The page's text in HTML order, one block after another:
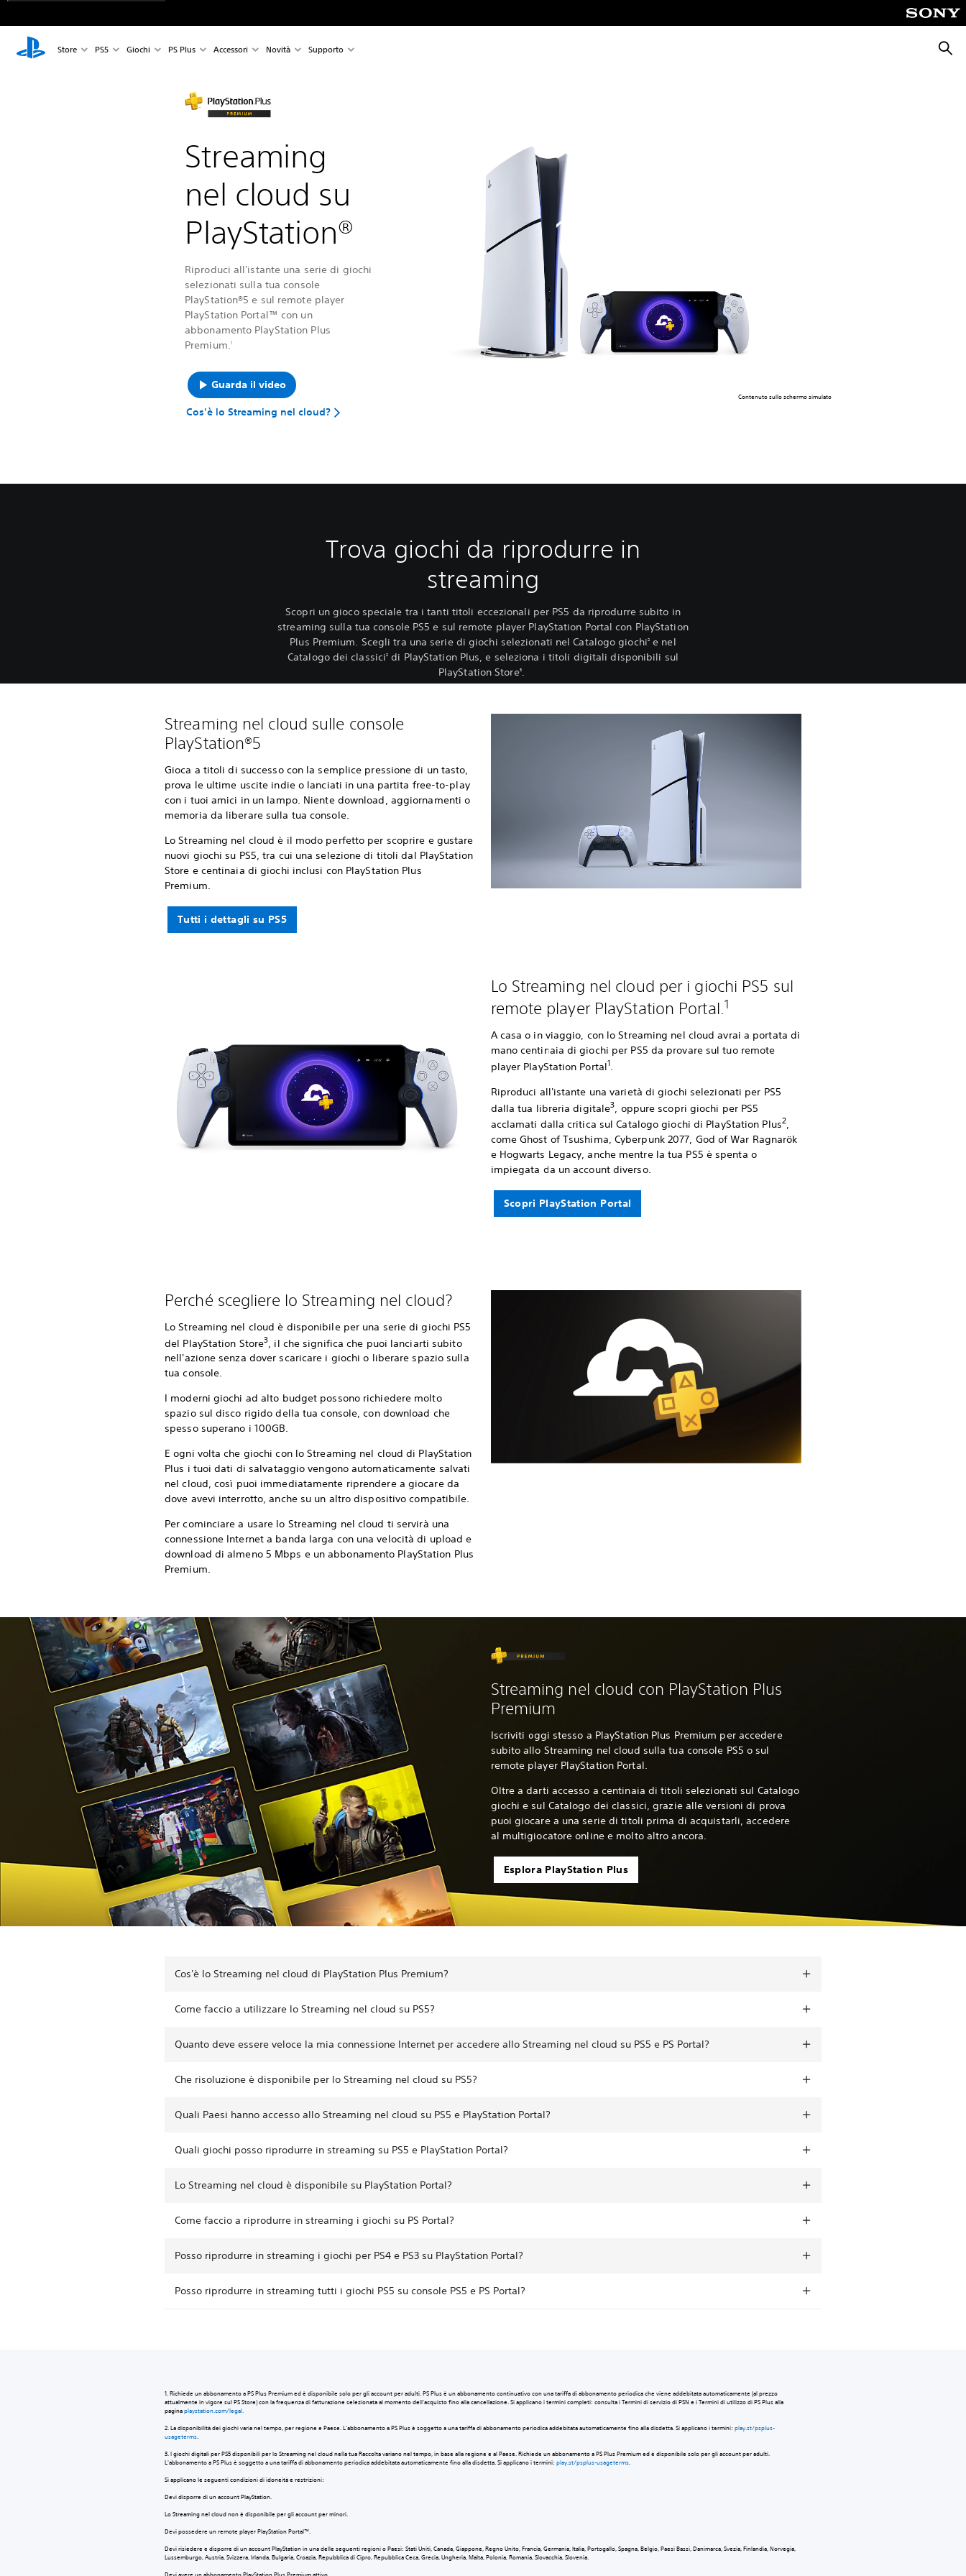
Store PS5 Giochi PS Plus Accessori Novità Supporto
Streaming
nel cloud su
PlayStation®
Riproduci all'istante una serie di giochi
selezionati sulla tua console
PlayStation®5 e sul remote player
PlayStation Portal™ con un
abbonamento PlayStation Plus
Premium.
Guarda il video
Cos'è lo Streaming nel cloud?
Contenuto sullo schermo simulato
Trova giochi da riprodurre in
streaming
Scopri un gioco speciale tra i tanti titoli eccezionali per PS5 da riprodurre subito in
streaming sulla tua console PS5 e sul remote player PlayStation Portal con PlayStation
Plus Premium. Scegli tra una serie di giochi selezionati nel Catalogo giochi 2
e nel
Catalogo dei classici2
di PlayStation Plus, e seleziona i titoli digitali disponibili sul
PlayStation Store3.
Streaming nel cloud sulle console
PlayStation®5
Gioca a titoli di successo con la semplice pressione di un tasto,
prova le ultime uscite indie o lanciati in una partita free-to-play
con i tuoi amici in un lampo. Niente download, aggiornamenti o
memoria da liberare sulla tua console.
Lo Streaming nel cloud è il modo perfetto per scoprire e gustare
nuovi giochi su PS5, tra cui una selezione di titoli dal PlayStation
Store e centinaia di giochi inclusi con PlayStation Plus
Premium.
Tutti i dettagli su PS5
Lo Streaming nel cloud per i giochi PS5 sul
remote player PlayStation Portal. 1
A casa o in viaggio, con lo Streaming nel cloud avrai a portata di
mano centinaia di giochi per PS5 da provare sul tuo remote
player PlayStation Portal1
Riproduci all'istante una varietà di giochi selezionati per PS5
dalla tua libreria digitale3 , oppure scopri giochi per PS5
acclamati dalla critica sul Catalogo giochi di PlayStation Plus2,
come Ghost of Tsushima, Cyberpunk 2077, God of War Ragnarök
e Hogwarts Legacy, anche mentre la tua PS5 è spenta o
impiegata da un account diverso.
Scopri PlayStation Portal
Perché scegliere lo Streaming nel cloud?
Lo Streaming nel cloud è disponibile per una serie di giochi PS5
del PlayStation Store3 , il che significa che puoi lanciarti subito
nell'azione senza dover scaricare i giochi o liberare spazio sulla
tua console.
I moderni giochi ad alto budget possono richiedere molto
spazio sul disco rigido della tua console, con download che
spesso superano i 100GB.
E ogni volta che giochi con lo Streaming nel cloud di PlayStation
Plus i tuoi dati di salvataggio vengono automaticamente salvati
nel cloud, così puoi immediatamente riprendere a giocare da
dove avevi interrotto, anche su un altro dispositivo compatibile.
Per cominciare a usare lo Streaming nel cloud ti servirà una
connessione Internet a banda larga con una velocità di upload e
download di almeno 5 Mbps e un abbonamento PlayStation Plus
Premium.
Streaming nel cloud con PlayStation Plus
Premium
Iscriviti oggi stesso a PlayStation Plus Premium per accedere
subito allo Streaming nel cloud sulla tua console PS5 o sul
remote player PlayStation Portal.
Oltre a darti accesso a centinaia di titoli selezionati sul Catalogo
giochi e sul Catalogo dei classici, grazie alle versioni di prova
puoi giocare a una serie di titoli prima di acquistarli, accedere
al multigiocatore online e molto altro ancora.
Esplora PlayStation Plus
Cos'è lo Streaming nel cloud di PlayStation Plus Premium?
Come faccio a utilizzare lo Streaming nel cloud su PS5?
Quanto deve essere veloce la mia connessione Internet per accedere allo Streaming nel cloud su PS5 e PS Portal?
Che risoluzione è disponibile per lo Streaming nel cloud su PS5?
Quali Paesi hanno accesso allo Streaming nel cloud su PS5 e PlayStation Portal?
Quali giochi posso riprodurre in streaming su PS5 e PlayStation Portal?
Lo Streaming nel cloud è disponibile su PlayStation Portal?
Come faccio a riprodurre in streaming i giochi su PS Portal?
Posso riprodurre in streaming i giochi per PS4 e PS3 su PlayStation Portal?
Posso riprodurre in streaming tutti i giochi PS5 su console PS5 e PS Portal?
‎1. Richiede un abbonamento a PS Plus Premium ed è disponibile solo per gli account per adulti. PS Plus è un abbonamento continuativo con una tariffa di abbonamento periodica che viene addebitata automaticamente (al prezzo
attualmente in vigore sul PS Store) con la frequenza di fatturazione selezionata al momento dell'acquisto fino alla cancellazione. Si applicano i termini completi: consulta i Termini di servizio di PSN e i Termini di utilizzo di PS Plus alla
paginaplaystation.com/legal.
‎2. La disponibilità dei giochi varia nel tempo, per regione e Paese. L'abbonamento a PS Plus è soggetto a una tariffa di abbonamento periodica addebitata automaticamente fino alla disdetta. Si applicano i termini: play.st/psplus-
usageterms.
‎3. I giochi digitali per PS5 disponibili per lo Streaming nel cloud nella tua Raccolta variano nel tempo, in base alla regione e al Paese. Richiede un abbonamento a PS Plus Premium ed è disponibile solo per gli account per adulti.
L'abbonamento a PS Plus è soggetto a una tariffa di abbonamento periodica addebitata automaticamente fino alla disdetta. Si applicano i termini: play.st/psplus-usageterms.
Si applicano le seguenti condizioni di idoneità e restrizioni:
Devi disporre di un account PlayStation.
Lo Streaming nel cloud non è disponibile per gli account per minori.
Devi possedere un remote player PlayStation Portal™.
Devi risiedere e disporre di un account PlayStation in una delle seguenti regioni o Paesi: Stati Uniti, Canada, Giappone, Regno Unito, Francia, Germania, Italia, Portogallo, Spagna, Belgio, Paesi Bassi, Danimarca, Svezia, Finlandia, Norvegia,
Lussemburgo, Austria, Svizzera, Irlanda, Bulgaria, Croazia, Repubblica di Cipro, Repubblica Ceca, Grecia, Ungheria, Malta, Polonia, Romania, Slovacchia, Slovenia.